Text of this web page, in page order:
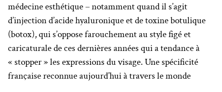
médecine esthétique – notamment quand il s’agit
d’injection d’acide hyaluronique et de toxine botulique
(botox), qui s’oppose farouchement au style figé et
caricaturale de ces dernières années qui a tendance à
« stopper » les expressions du visage. Une spécificité
française reconnue aujourd’hui à travers le monde